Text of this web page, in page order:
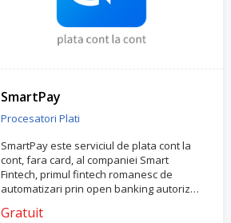
SmartPay
Procesatori Plati
SmartPay este serviciul de plata cont la
cont, fara card, al companiei Smart
Fintech, primul fintech romanesc de
automatizari prin open banking autorizat
Gratuit